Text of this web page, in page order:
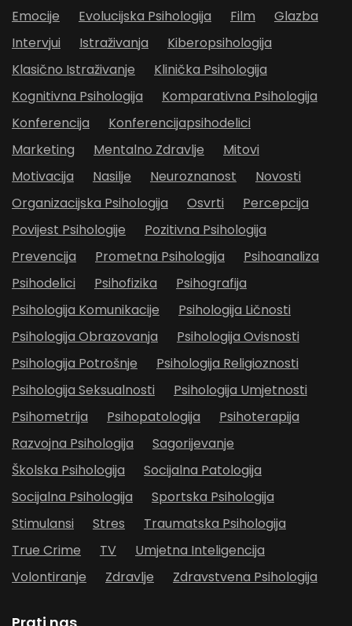
Emocije
Evolucijska Psihologija Film
Glazba
Intervjui
Istraživanja
Kiberopsihologija
Klasično Istraživanje
Klinička Psihologija
Kognitivna Psihologija
Komparativna Psihologija
Konferencija
Konferencijapsihodelici
Marketing
Mentalno Zdravlje
Mitovi
Motivacija
Nasilje Neuroznanost
Novosti
Organizacijska Psihologija
Osvrti
Percepcija
Povijest Psihologije
Pozitivna Psihologija
Prevencija
Prometna Psihologija
Psihoanaliza
Psihodelici
Psihofizika
Psihografija
Psihologija Komunikacije
Psihologija Ličnosti
Psihologija Obrazovanja
Psihologija Ovisnosti
Psihologija Potrošnje
Psihologija Religioznosti
Psihologija Seksualnosti
Psihologija Umjetnosti
Psihometrija
Psihopatologija
Psihoterapija
Razvojna Psihologija
Sagorijevanje
Školska Psihologija
Socijalna Patologija
Socijalna Psihologija
Sportska Psihologija
Stimulansi
Stres
Traumatska Psihologija
True Crime
TV
Umjetna Inteligencija
Volontiranje
Zdravlje Zdravstvena Psihologija